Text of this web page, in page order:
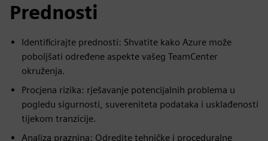
Prednosti
Identificirajte prednosti: Shvatite kako Azure može
poboljšati određene aspekte vašeg TeamCenter
okruženja.
Procjena rizika: rješavanje potencijalnih problema u
pogledu sigurnosti, suvereniteta podataka i usklađenosti
tijekom tranzicije.
Analiza praznina: Odredite tehničke i proceduralne